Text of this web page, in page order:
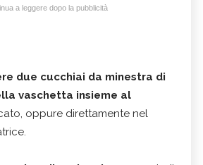
a leggere dopo la pubblicità
due cucchiai da minestra di
vaschetta insieme al
oppure direttamente nel